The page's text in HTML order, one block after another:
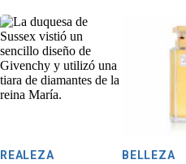
REALEZA BELLEZA